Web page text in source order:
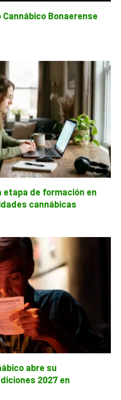
Bonaerense
etapa de formación en
cannábicas
abre su
2027 en